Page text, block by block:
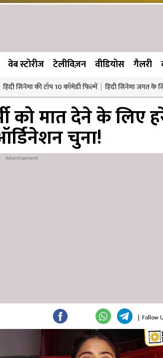
वेब स्टोरीज टेलीविज़न वीडियोस गैलरी
हिंदी सिनेमा की टॉप 10 कॉमेडी फिल्में हिंदी सिनेमा जगत के
को मात देने के लिए
चुना!
| Follow